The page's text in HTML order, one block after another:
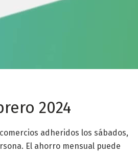
2024
adheridos los sábados,
El ahorro mensual puede